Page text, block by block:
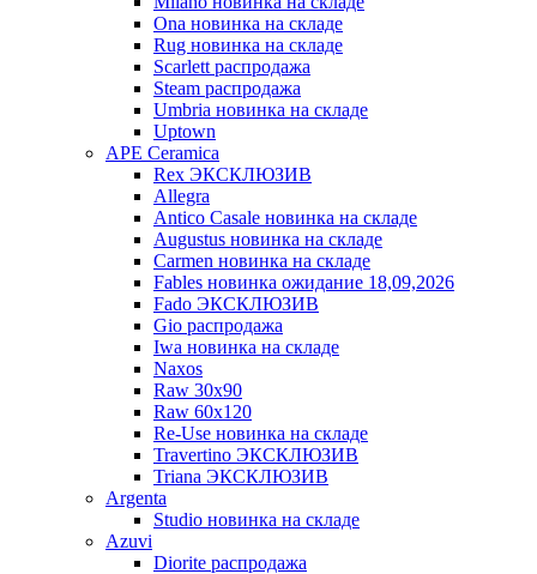
Ona новинка на складе
Rug новинка на складе
Scarlett распродажа
Steam распродажа
Umbria новинка на складе
Uptown
APE Ceramica
Rex ЭКСКЛЮЗИВ
Allegra
Antico Casale новинка на складе
Augustus новинка на складе
Carmen новинка на складе
Fables новинка ожидание 18,09,2026
Fado ЭКСКЛЮЗИВ
Gio распродажа
Iwa новинка на складе
Naxos
Raw 30x90
Raw 60х120
Re-Use новинка на складе
Travertino ЭКСКЛЮЗИВ
Triana ЭКСКЛЮЗИВ
Argenta
Studio новинка на складе
Azuvi
Diorite распродажа